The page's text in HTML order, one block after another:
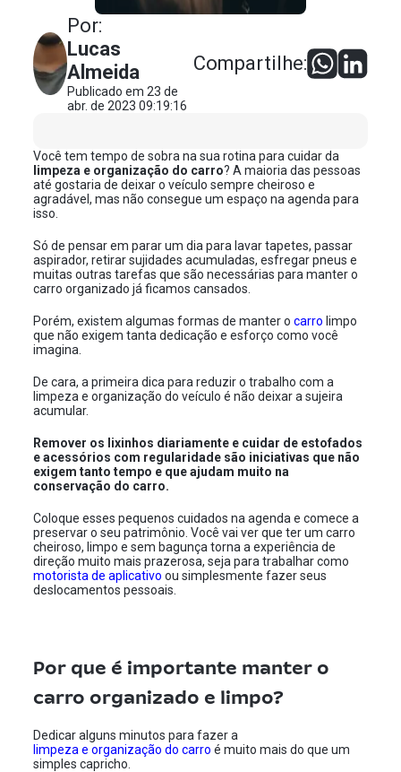
Por:
Lucas
Almeida
Publicado em 23 de
abr. de 2023 09:19:16
Compartilhe:
Você tem tempo de sobra na sua rotina para cuidar da
limpeza e organização do carro? A maioria das pessoas
até gostaria de deixar o veículo sempre cheiroso e
agradável, mas não consegue um espaço na agenda para
isso.
Só de pensar em parar um dia para lavar tapetes, passar
aspirador, retirar sujidades acumuladas, esfregar pneus e
muitas outras tarefas que são necessárias para manter o
carro organizado já ficamos cansados.
Porém, existem algumas formas de manter ocarro limpo
que não exigem tanta dedicação e esforço como você
imagina.
De cara, a primeira dica para reduzir o trabalho com a
limpeza e organização do veículo é não deixar a sujeira
acumular.
Remover os lixinhos diariamente e cuidar de estofados
e acessórios com regularidade são iniciativas que não
exigem tanto tempo e que ajudam muito na
conservação do carro.
Coloque esses pequenos cuidados na agenda e comece a
preservar o seu patrimônio. Você vai ver que ter um carro
cheiroso, limpo e sem bagunça torna a experiência de
direção muito mais prazerosa, seja para trabalhar como
motorista de aplicativo ou simplesmente fazer seus
deslocamentos pessoais.
Por que é importante manter o
carro organizado e limpo?
Dedicar alguns minutos para fazer a
limpeza e organização do carro é muito mais do que um
simples capricho.